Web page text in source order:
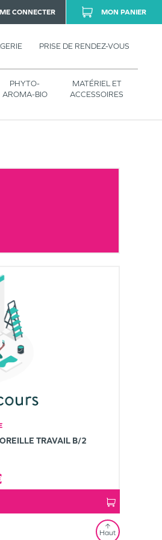
PRISE DE RENDEZ-VOUS
PHYTO-
AROMA-BIO
MATÉRIEL ET
ACCESSOIRES
ME CONNECTER MON PANIER
TRAVAIL B/2
Haut